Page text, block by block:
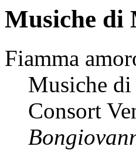
Musiche di
Fiamma
Musiche di
Consort